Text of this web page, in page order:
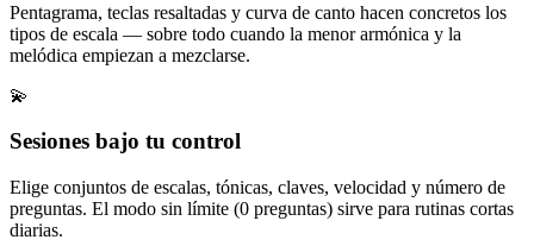
Pentagrama, teclas resaltadas y curva de canto hacen concretos los
tipos de escala — sobre todo cuando la menor armónica y la
melódica empiezan a mezclarse.
💫
Sesiones bajo tu control
Elige conjuntos de escalas, tónicas, claves, velocidad y número de
preguntas. El modo sin límite (0 preguntas) sirve para rutinas cortas
diarias.